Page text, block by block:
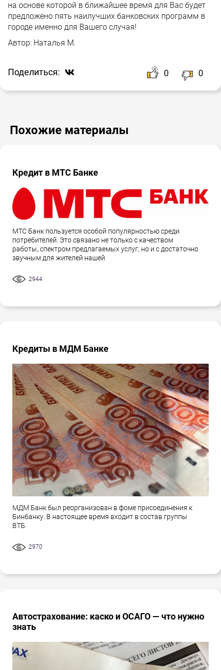
на основе которой в ближайшее время для Вас будет
предложено пять наилучших банковских программ в
городе именно для Вашего случая!
Автор: Наталья М.
Поделиться: 0 0
Похожие материалы
Кредит в МТС Банке
МТС Банк пользуется особой популярностью среди
потребителей. Это связано не только с качеством
работы, спектром предлагаемых услуг, но и с достаточно
звучным для жителей нашей
2944
Кредиты в МДМ Банке
МДМ Банк был реорганизован в фоме присоединения к
Бинбанку. В настоящее время входит в состав группы
ВТБ.
2970
Автострахование: каско и ОСАГО — что нужно
знать